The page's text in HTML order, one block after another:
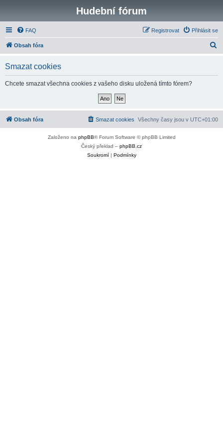
Hudební fórum
FAQ Přihlásit se
Registrovat
Obsah fóra
Smazat cookies
Chcete smazat všechna cookies z vašeho disku uložená tímto fórem?
Obsah fóra Všechny časy jsou v UTC+01:00
Smazat cookies
Založeno na phpBB® Forum Software © phpBB Limited
Český překlad – phpBB.cz
Soukromí| Podmínky